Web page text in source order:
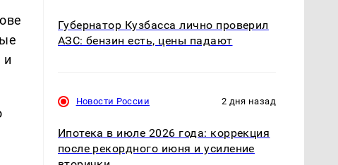
и
Губернатор Кузбасса лично проверил
АЗС: бензин есть, цены падают
Новости России 2 дня назад
Ипотека в июле 2026 года: коррекция
после рекордного июня и усиление